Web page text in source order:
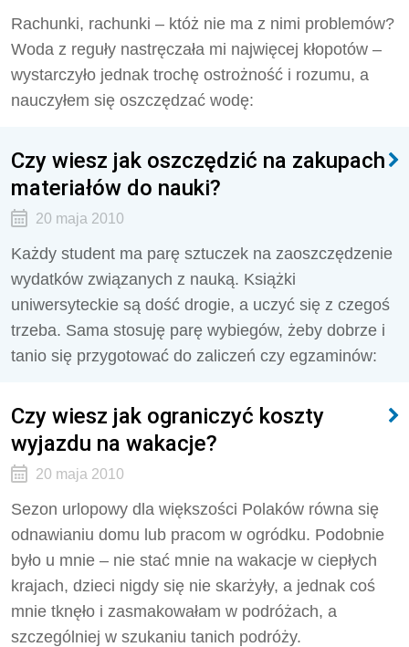
Rachunki, rachunki – któż nie ma z nimi problemów?
Woda z reguły nastręczała mi najwięcej kłopotów –
wystarczyło jednak trochę ostrożność i rozumu, a
nauczyłem się oszczędzać wodę:
Czy wiesz jak oszczędzić na zakupach
materiałów do nauki?
20 maja 2010
Każdy student ma parę sztuczek na zaoszczędzenie
wydatków związanych z nauką. Książki
uniwersyteckie są dość drogie, a uczyć się z czegoś
trzeba. Sama stosuję parę wybiegów, żeby dobrze i
tanio się przygotować do zaliczeń czy egzaminów:
Czy wiesz jak ograniczyć koszty
wyjazdu na wakacje?
20 maja 2010
Sezon urlopowy dla większości Polaków równa się
odnawianiu domu lub pracom w ogródku. Podobnie
było u mnie – nie stać mnie na wakacje w ciepłych
krajach, dzieci nigdy się nie skarżyły, a jednak coś
mnie tknęło i zasmakowałam w podróżach, a
szczególniej w szukaniu tanich podróży.